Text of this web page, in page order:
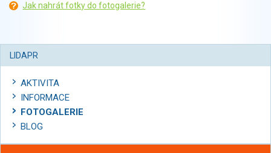
Jak nahrát fotky do fotogalerie?
LIDAPR
AKTIVITA
INFORMACE
FOTOGALERIE
BLOG